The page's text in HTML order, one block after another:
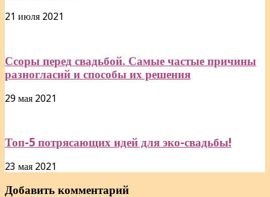
21 июля 2021
Ссоры перед свадьбой. Самые частые причины
разногласий и способы их решения
29 мая 2021
Топ-5 потрясающих идей для эко-свадьбы!
23 мая 2021
Добавить комментарий